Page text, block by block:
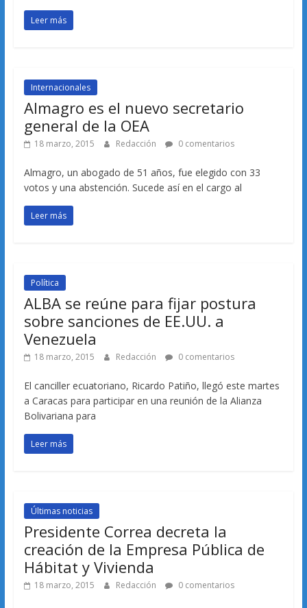
Leer más
Internacionales
Almagro es el nuevo secretario
general de la OEA
18 marzo, 2015 Redacción 0 comentarios
Almagro, un abogado de 51 años, fue elegido con 33
votos y una abstención. Sucede así en el cargo al
Leer más
Política
ALBA se reúne para fijar postura
sobre sanciones de EE.UU. a
Venezuela
18 marzo, 2015 Redacción 0 comentarios
El canciller ecuatoriano, Ricardo Patiño, llegó este martes
a Caracas para participar en una reunión de la Alianza
Bolivariana para
Leer más
Últimas noticias
Presidente Correa decreta la
creación de la Empresa Pública de
Hábitat y Vivienda
18 marzo, 2015 Redacción 0 comentarios